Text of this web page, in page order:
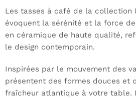
Les tasses à café de la collection
évoquent la sérénité et la force
en céramique de haute qualité,
le design contemporain.
Inspirées par le mouvement des
présentent des formes douces et
fraîcheur atlantique à votre table.